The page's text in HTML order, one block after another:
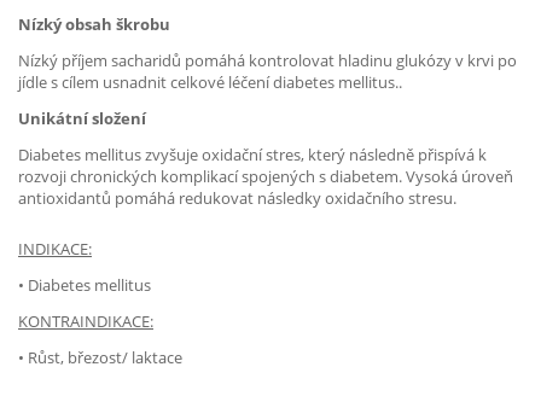
Nízký obsah škrobu
Nízký příjem sacharidů pomáhá kontrolovat hladinu glukózy v krvi po
jídle s cílem usnadnit celkové léčení diabetes mellitus..
Unikátní složení
Diabetes mellitus zvyšuje oxidační stres, který následně přispívá k
rozvoji chronických komplikací spojených s diabetem. Vysoká úroveň
antioxidantů pomáhá redukovat následky oxidačního stresu.
INDIKACE:
• Diabetes mellitus
KONTRAINDIKACE:
• Růst, březost/ laktace